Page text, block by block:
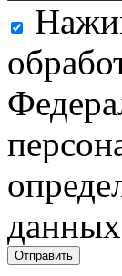
данных